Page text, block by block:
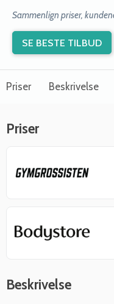
Sammenlign priser,
SE BESTE TILBUD
Priser Beskrivelse
Priser
Beskrivelse